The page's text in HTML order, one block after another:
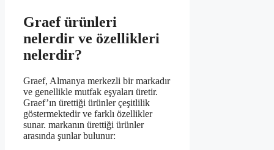
Graef ürünleri
nelerdir ve özellikleri
nelerdir?
Graef, Almanya merkezli bir markadır
ve genellikle mutfak eşyaları üretir.
Graef’ın ürettiği ürünler çeşitlilik
göstermektedir ve farklı özellikler
sunar. markanın ürettiği ürünler
arasında şunlar bulunur: